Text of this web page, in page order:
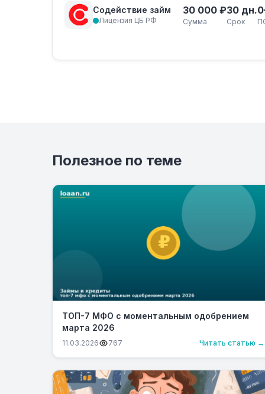
Содействие займ
Лицензия ЦБ РФ
30 000 ₽
Сумма
30 дн.
Срок
Полезное по теме
ТОП-7 МФО с моментальным одобрением
марта 2026
11.03.2026 767 Читать статью →